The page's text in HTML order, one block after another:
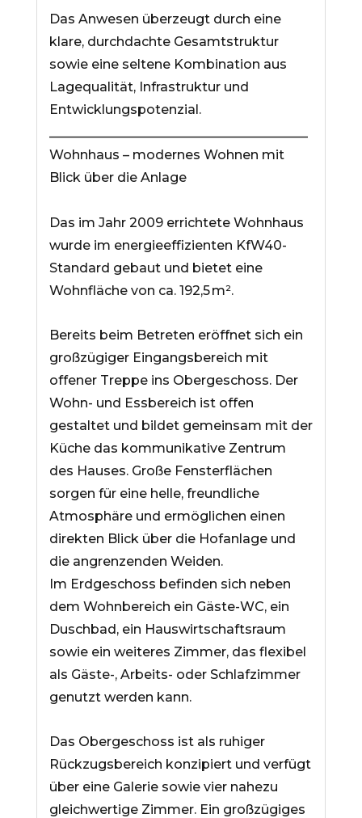
Das Anwesen überzeugt durch eine
klare, durchdachte Gesamtstruktur
sowie eine seltene Kombination aus
Lagequalität, Infrastruktur und
Entwicklungspotenzial.
________________________________________
Wohnhaus – modernes Wohnen mit
Blick über die Anlage
Das im Jahr 2009 errichtete Wohnhaus
wurde im energieeffizienten KfW40-
Standard gebaut und bietet eine
Wohnfläche von ca. 192,5 m².
Bereits beim Betreten eröffnet sich ein
großzügiger Eingangsbereich mit
offener Treppe ins Obergeschoss. Der
Wohn- und Essbereich ist offen
gestaltet und bildet gemeinsam mit der
Küche das kommunikative Zentrum
des Hauses. Große Fensterflächen
sorgen für eine helle, freundliche
Atmosphäre und ermöglichen einen
direkten Blick über die Hofanlage und
die angrenzenden Weiden.
Im Erdgeschoss befinden sich neben
dem Wohnbereich ein Gäste-WC, ein
Duschbad, ein Hauswirtschaftsraum
sowie ein weiteres Zimmer, das flexibel
als Gäste-, Arbeits- oder Schlafzimmer
genutzt werden kann.
Das Obergeschoss ist als ruhiger
Rückzugsbereich konzipiert und verfügt
über eine Galerie sowie vier nahezu
gleichwertige Zimmer. Ein großzügiges